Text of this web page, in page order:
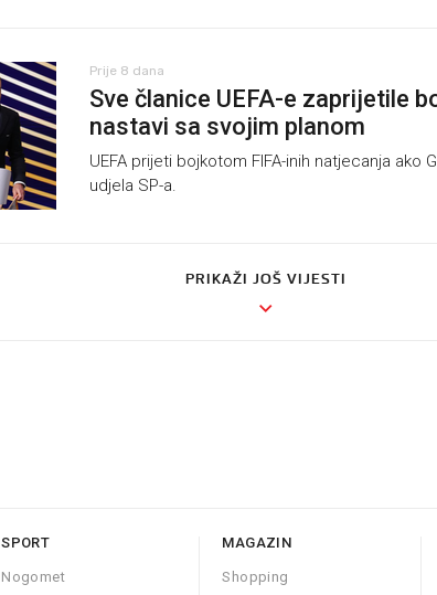
Prije 8 dana
Sve članice UEFA-e zaprijetile
nastavi sa svojim planom
UEFA prijeti bojkotom FIFA-inih natjecanja ako
udjela SP-a.
PRIKAŽI JOŠ VIJESTI
SPORT
Nogomet
MAGAZIN
Shopping